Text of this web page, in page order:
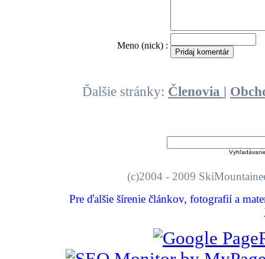
Meno (nick) :
Ďalšie stránky: Členovia |
(c)2004 - 2009
Pre ďalšie šírenie článkov, fotografií a